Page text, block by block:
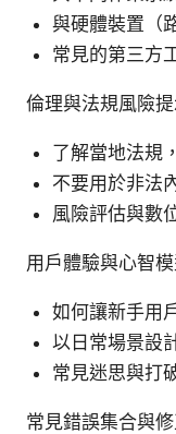
與硬體裝置（
常見的第三方
倫理與法規風險
了解當地法規
不要用於非法
風險評估與數
用戶體驗與心智
如何讓新手用
以日常場景設
常見迷思與打
常見錯誤集合與